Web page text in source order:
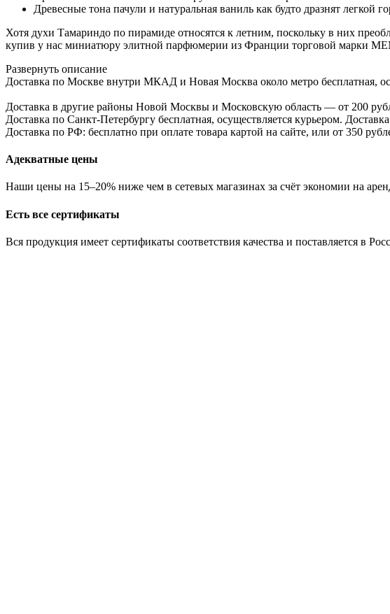
Древесные тона пачули и натуральная ваниль как будто дразнят легкой
Хотя духи Тамариндо по пирамиде относятся к летним, поскольку в них
купив у нас миниатюру элитной парфюмерии из Франции торговой марки
Развернуть описание
Доставка по Москве внутри МКАД и Новая Москва около метро бесплатная,
Доставка в другие районы Новой Москвы и Московскую область — от 200
Доставка по Санкт-Петербургу бесплатная, осуществляется курьером.
Доставка по РФ: бесплатно при оплате товара картой на сайте, или от 350
Адекватные цены
Наши цены на 15–20% ниже чем в сетевых магазинах за счёт экономии на
Есть все сертификаты
Вся продукция имеет сертификаты соответствия качества и поставляется в